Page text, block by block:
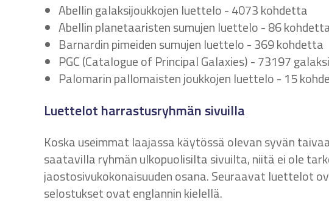
Abellin galaksijoukkojen luettelo - 4073 kohdetta
Abellin planetaaristen sumujen luettelo - 86
Barnardin pimeiden sumujen luettelo - 369 kohdetta
PGC (Catalogue of Principal Galaxies) - 73197
Palomarin pallomaisten joukkojen luettelo - 15
Luettelot harrastusryhmän sivuilla
Koska useimmat laajassa käytössä olevan syvän
saatavilla ryhmän ulkopuolisilta sivuilta, niitä ei ole
jaostosivukokonaisuuden osana. Seuraavat luettelot
selostukset ovat englannin kielellä.